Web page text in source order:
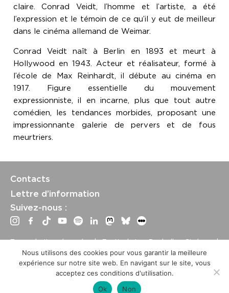
claire. Conrad Veidt, l’homme et l’artiste, a été
l’expression et le témoin de ce qu’il y eut de meilleur
dans le cinéma allemand de Weimar.
Conrad Veidt naît à Berlin en 1893 et meurt à
Hollywood en 1943. Acteur et réalisateur, formé à
l’école de Max Reinhardt, il débute au cinéma en
1917. Figure essentielle du mouvement
expressionniste, il en incarne, plus que tout autre
comédien, les tendances morbides, proposant une
impressionnante galerie de pervers et de fous
meurtriers.
Contacts
Lettre d’information
Suivez-nous :
Tous droits réservés | Festival La Rochelle Cinéma |
International Film Festival – Mentions légales –Conditions
générales de vente
Crédits site : Marine Breton, design ;Etienne Delcambre,
développement et mise à jour
Nous utilisons des cookies pour vous garantir la meilleure
expérience sur notre site web. En navigant sur le site, vous
acceptez ces conditions d'utilisation.
Ok
Non